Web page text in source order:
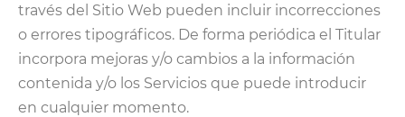
través del Sitio Web pueden incluir incorrecciones
o errores tipográficos. De forma periódica el Titular
incorpora mejoras y/o cambios a la información
contenida y/o los Servicios que puede introducir
en cualquier momento.